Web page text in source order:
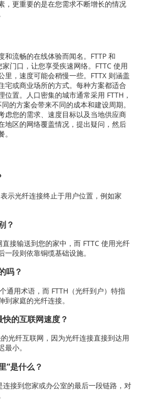
，更重要的是在您需求不断增长的情况
和流畅的在线体验而闻名。FTTP 和
门口，让您享受疾速网络。FTTC 使用
里，速度可能会稍慢一些。FTTX 则涵盖
宅或商业场所的方式。每种方案都适合
位置。人口密集的城市通常采用 FTTH，
的方案会带来不同的成本和建设周期。
虑您的需求、速度目标以及当地供应商
地区的网络覆盖情况，提出疑问，然后
示光纤连接终止于用户位置，例如家
？
接输送到您的家中，而 FTTC 使用光纤
段则依靠铜缆基础设施。
吗？
通用术语，而 FTTH（光纤到户）特指
家庭的光纤连接。
的互联网速度？
光纤互联网，因为光纤连接直接到达用
小。
”是什么？
连接到您家或办公室的最后一段链路，对